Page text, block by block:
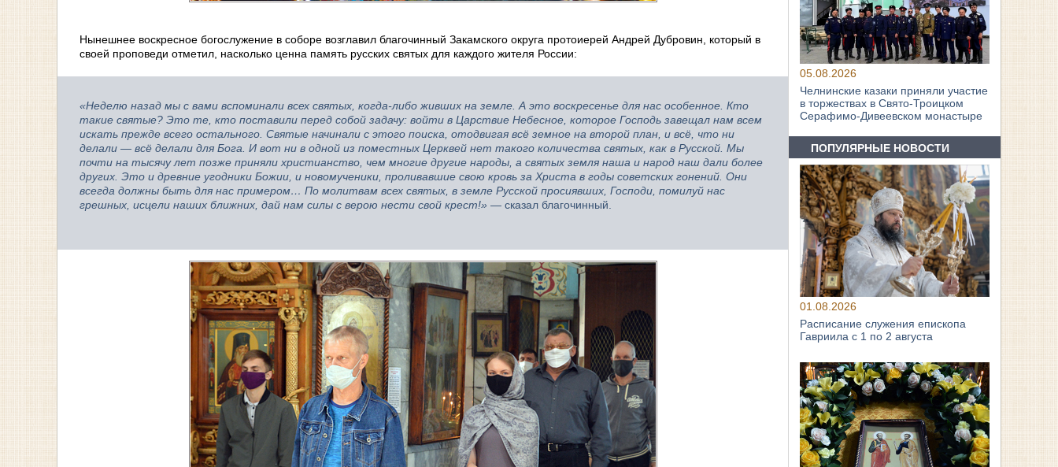
Нынешнее воскресное богослужение в соборе возглавил благочинный Закамского округа протоиерей Андрей Дубровин, который в
своей проповеди отметил, насколько ценна память русских святых для каждого жителя России:
«Неделю назад мы с вами вспоминали всех святых, когда-либо живших на земле. А это воскресенье для нас особенное. Кто
такие святые? Это те, кто поставили перед собой задачу: войти в Царствие Небесное, которое Господь завещал нам всем
искать прежде всего остального. Святые начинали с этого поиска, отодвигая всё земное на второй план, и всё, что ни
делали — всё делали для Бога. И вот ни в одной из поместных Церквей нет такого количества святых, как в Русской. Мы
почти на тысячу лет позже приняли христианство, чем многие другие народы, а святых земля наша и народ наш дали более
других. Это и древние угодники Божии, и новомученики, проливавшие свою кровь за Христа в годы советских гонений. Они
всегда должны быть для нас примером… По молитвам всех святых, в земле Русской просиявших, Господи, помилуй нас
грешных, исцели наших ближних, дай нам силы с верою нести свой крест!» — сказал благочинный.
05.08.2026
Челнинские казаки приняли участие
в торжествах в Свято‑Троицком
Серафимо‑Дивеевском монастыре
ПОПУЛЯРНЫЕ НОВОСТИ
01.08.2026
Расписание служения епископа
Гавриила с 1 по 2 августа